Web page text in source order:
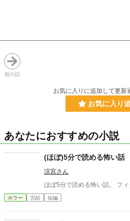
前の話
お気に入りに追加して更新
お気に入り
あなたにおすすめの小説
(ほぼ)5分で読める怖い話
涼宮さん
ほぼ5分
ホラー 完結 短編